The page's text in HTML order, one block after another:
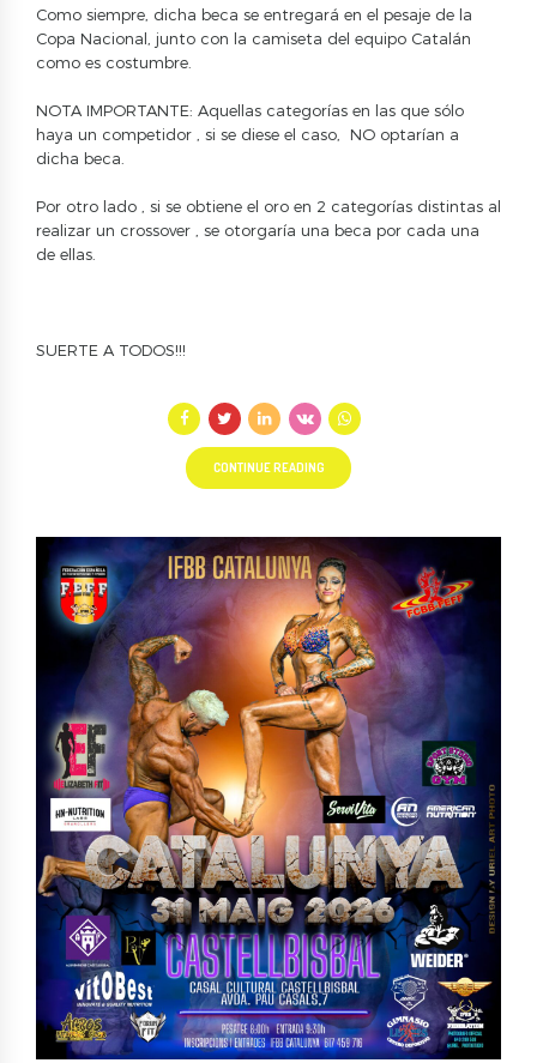
Como siempre, dicha beca se entregará en el pesaje de la
Copa Nacional, junto con la camiseta del equipo Catalán
como es costumbre.
NOTA IMPORTANTE: Aquellas categorías en las que sólo
haya un competidor , si se diese el caso, NO optarían a
dicha beca.
Por otro lado , si se obtiene el oro en 2 categorías distintas al
realizar un crossover , se otorgaría una beca por cada una
de ellas.
SUERTE A TODOS!!!
CONTINUE READING